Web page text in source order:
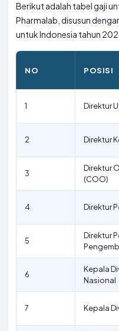
Berikut adalah tabel gaji
Pharmalab, disusun
untuk Indonesia tahun
NO POSISI
1 Direktur
2 Direktur
3
Direktur
(COO)
4 Direktur
5
Direktur
6
Kepala
Nasional
7 Kepala